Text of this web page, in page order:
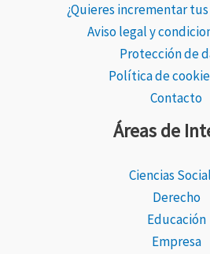
¿Quieres incrementar
Aviso legal y
Protección de
Política de
Contacto
Áreas de
Ciencias
Derecho
Educación
Empresa